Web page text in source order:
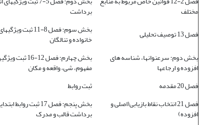
مختلف
برداشت
فصل 13 توصیف تحلیلی
بخش سوم: فصل 8-11 ثبت
خانواده و تنالگان
بخش دوم: سرعنوانها، شناسه های
افزوده و ارجاعها
بخش چهارم: فصل 12-16
مفهوم، شی، واقعه و مکان
فصل 20 مقدمه
ثبت روابط
فصل 21 انتخاب نقاط بازیابی(اصلی و
افزوده)
بخش پنجم: فصل 17 ثبت
برداشت قالب و مدرک